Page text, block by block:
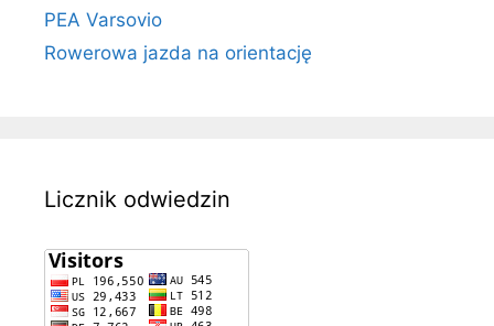
PEA Varsovio
Rowerowa jazda na orientację
Licznik odwiedzin